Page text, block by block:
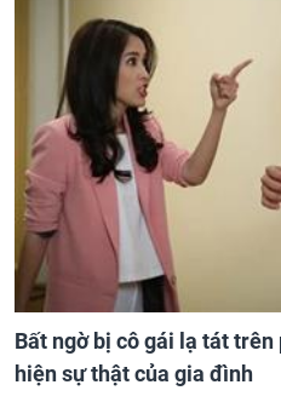
Bất ngờ bị cô gái lạ tát
hiện sự thật của gia đình